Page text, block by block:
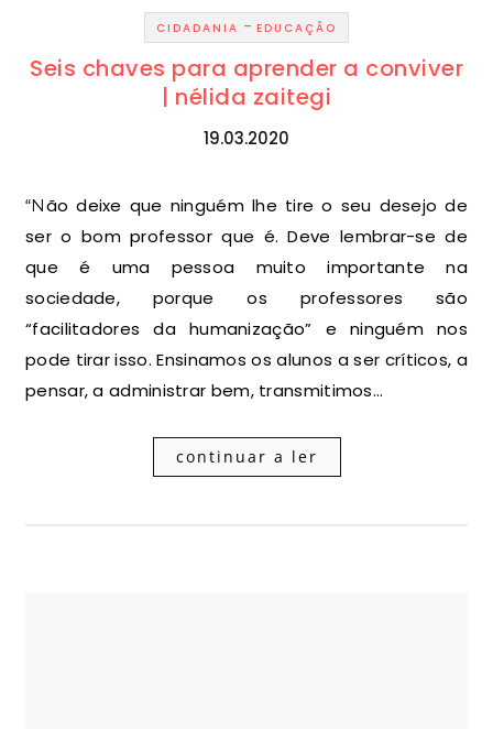
CIDADANIA - EDUCAÇÃO
Seis chaves para aprender a conviver
| nélida zaitegi
19.03.2020
“Não deixe que ninguém lhe tire o seu desejo de
ser o bom professor que é. Deve lembrar-se de
que é uma pessoa muito importante na
sociedade, porque os professores são
“facilitadores da humanização” e ninguém nos
pode tirar isso. Ensinamos os alunos a ser críticos, a
pensar, a administrar bem, transmitimos…
continuar a ler